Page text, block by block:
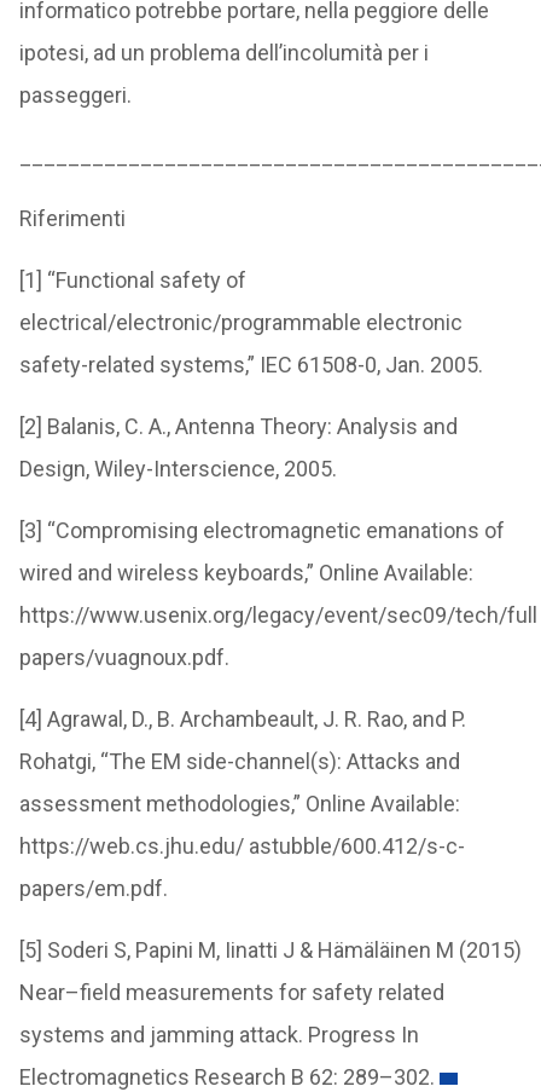
informatico potrebbe portare, nella peggiore delle
ipotesi, ad un problema dell’incolumità per i
passeggeri.
Riferimenti
[1] “Functional safety of
electrical/electronic/programmable electronic
safety-related systems,” IEC 61508-0, Jan. 2005.
[2] Balanis, C. A., Antenna Theory: Analysis and
Design, Wiley-Interscience, 2005.
[3] “Compromising electromagnetic emanations of
wired and wireless keyboards,” Online Available:
https://www.usenix.org/legacy/event/sec09/tech/full
papers/vuagnoux.pdf.
[4] Agrawal, D., B. Archambeault, J. R. Rao, and P.
Rohatgi, “The EM side-channel(s): Attacks and
assessment methodologies,” Online Available:
https://web.cs.jhu.edu/ astubble/600.412/s-c-
papers/em.pdf.
[5] Soderi S, Papini M, Iinatti J & Hämäläinen M (2015)
Near–field measurements for safety related
systems and jamming attack. Progress In
Electromagnetics Research B 62: 289–302.